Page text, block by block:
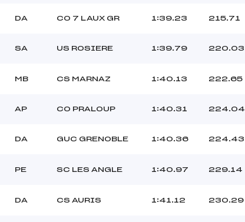
DA CO 7 LAUX GR 1:39.23 215.71
SA US ROSIERE 1:39.79 220.03
MB CS MARNAZ 1:40.13 222.65
AP CO PRALOUP 1:40.31 224.04
DA GUC GRENOBLE 1:40.36 224.43
PE SC LES ANGLE 1:40.97 229.14
DA CS AURIS 1:41.12 230.29